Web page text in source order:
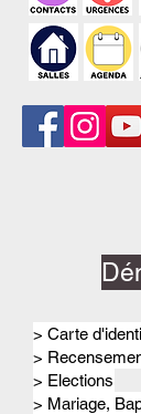
> Carte
>
> Elections
> Mariage,